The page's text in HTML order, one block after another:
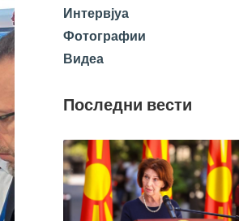
Интервјуа
Фотографии
Видеа
Последни вести